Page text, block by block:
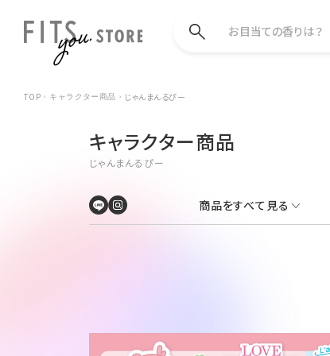
お目当ての香りは？
TOP キャラクター商品 じゃんまんるぴー
キャラクター商品
じゃんまんるぴー
商品をすべて見る